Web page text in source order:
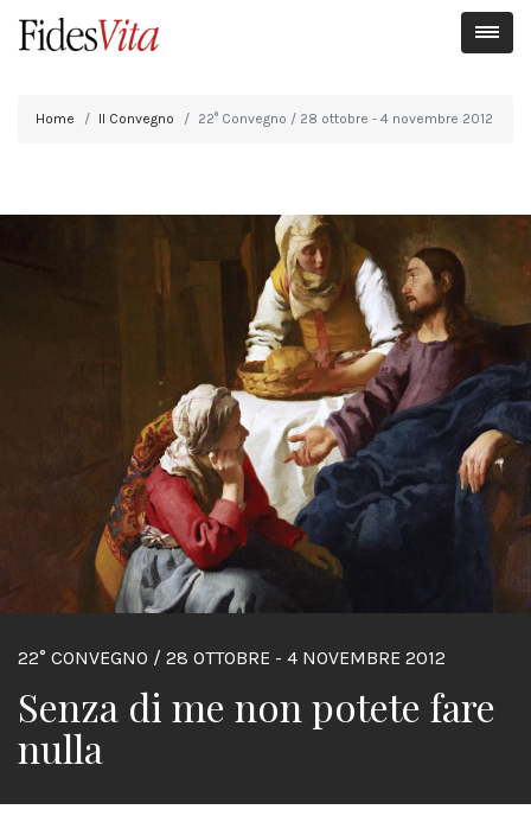
Home Il Convegno 22° Convegno / 28 ottobre - 4 novembre 2012
22° CONVEGNO / 28 OTTOBRE - 4 NOVEMBRE 2012
Senza di me non potete fare
nulla